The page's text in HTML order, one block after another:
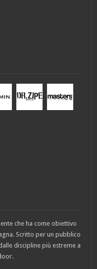
che ha come obiettivo
Scritto per un pubblico
discipline più estreme a